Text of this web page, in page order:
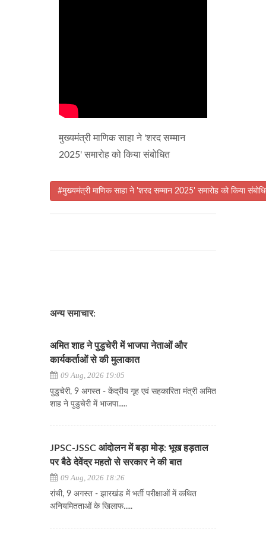
मुख्यमंत्री माणिक साहा ने 'शरद सम्मान
2025' समारोह को किया संबोधित
#मुख्यमंत्री माणिक साहा ने 'शरद सम्मान 2025' समारोह को किया
अन्य समाचार:
अमित शाह ने पुडुचेरी में भाजपा नेताओं और
कार्यकर्ताओं से की मुलाकात
09 Aug, 2026 19:05
पुडुचेरी, 9 अगस्त - केंद्रीय गृह एवं सहकारिता मंत्री अमित
शाह ने पुडुचेरी में भाजपा.....
JPSC-JSSC आंदोलन में बड़ा मोड़: भूख हड़ताल
पर बैठे देवेंद्र महतो से सरकार ने की बात
09 Aug, 2026 18:26
रांची, 9 अगस्त - झारखंड में भर्ती परीक्षाओं में कथित
अनियमितताओं के खिलाफ.....